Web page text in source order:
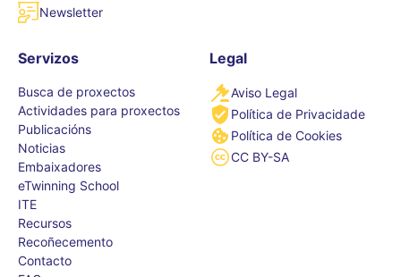
Newsletter
Servizos
Busca de proxectos
Actividades para proxectos
Publicacións
Noticias
Embaixadores
eTwinning School
ITE
Recursos
Recoñecemento
Contacto
Legal
Aviso Legal
Política de Privacidade
Política de Cookies
CC BY-SA